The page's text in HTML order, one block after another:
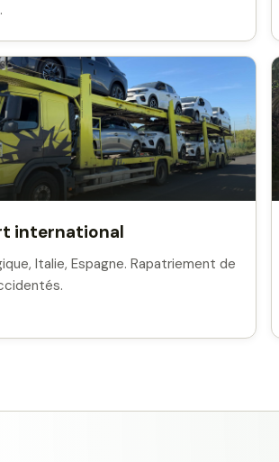
international
Italie, Espagne. Rapatriement de